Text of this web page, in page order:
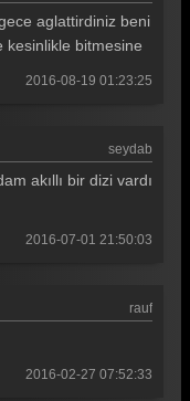
aglattirdiniz beni
kesinlikle bitmesine
2016-08-19 01:23:25
seydab
akıllı bir dizi vardı
2016-07-01 21:50:03
rauf
2016-02-27 07:52:33